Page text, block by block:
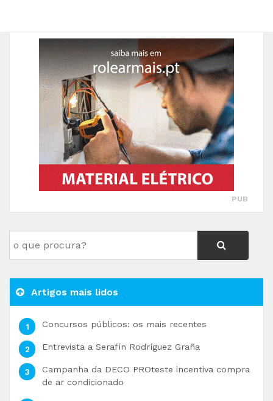
PUB
Artigos mais lidos
Concursos públicos: os mais recentes
Entrevista a Serafín Rodríguez Graña
Campanha da DECO PROteste incentiva compra
de ar condicionado